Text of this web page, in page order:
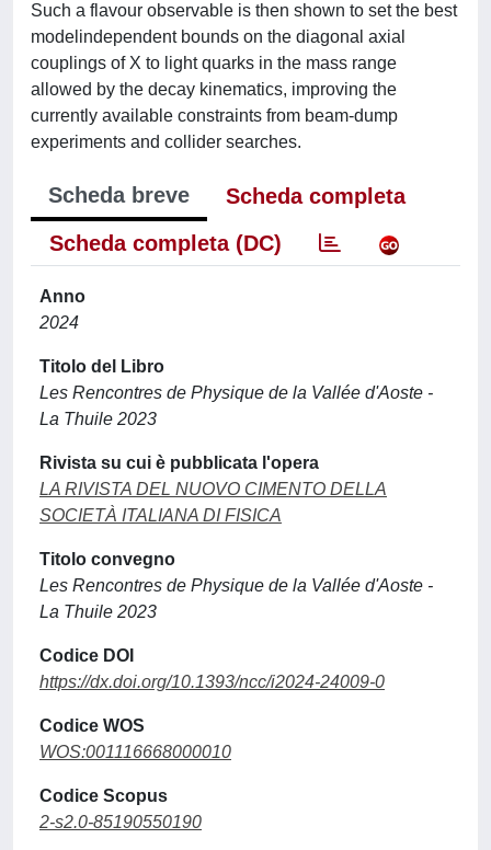
Such a flavour observable is then shown to set the best
modelindependent bounds on the diagonal axial
couplings of X to light quarks in the mass range
allowed by the decay kinematics, improving the
currently available constraints from beam-dump
experiments and collider searches.
Scheda breve
Scheda completa
Scheda completa (DC)
Anno
2024
Titolo del Libro
Les Rencontres de Physique de la Vallée d'Aoste -
La Thuile 2023
Rivista su cui è pubblicata l'opera
LA RIVISTA DEL NUOVO CIMENTO DELLA
SOCIETÀ ITALIANA DI FISICA
Titolo convegno
Les Rencontres de Physique de la Vallée d'Aoste -
La Thuile 2023
Codice DOI
https://dx.doi.org/10.1393/ncc/i2024-24009-0
Codice WOS
WOS:001116668000010
Codice Scopus
2-s2.0-85190550190